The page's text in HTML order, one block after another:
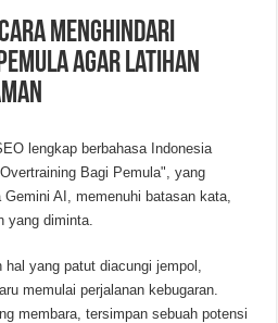
Menghindari
Agar Latihan
lengkap berbahasa Indonesia
Bagi Pemula", yang
AI, memenuhi batasan kata,
yang diminta.
yang patut diacungi jempol,
memulai perjalanan kebugaran.
membara, tersimpan sebuah potensi